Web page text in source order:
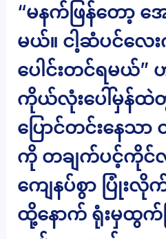
“မနက်ဖြန်တော့ အ
မယ်။ ငါ့ဆံပင်လေ
ပေါင်းတင်ရမယ်”
ကိုယ်လုံးပေါ်မှန်
ပြောင်တင်းနေသ
ကို တချက်ပင့်ကိုင်လို
ကျေနပ်စွာ ပြုံး
ထို့နောက် ရုံးမှထွက်